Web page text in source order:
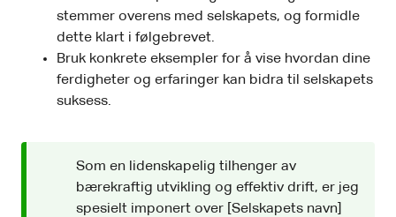
stemmer overens med selskapets, og formidle
dette klart i følgebrevet.
Bruk konkrete eksempler for å vise hvordan dine
ferdigheter og erfaringer kan bidra til selskapets
suksess.
Som en lidenskapelig tilhenger av
bærekraftig utvikling og effektiv drift, er jeg
spesielt imponert over [Selskapets navn]